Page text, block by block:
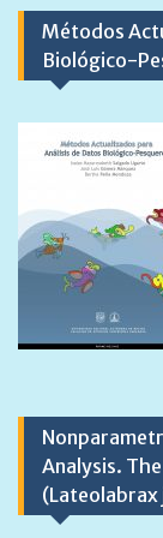
Métodos
Biológico-
Analysis.
(Lateolabrax